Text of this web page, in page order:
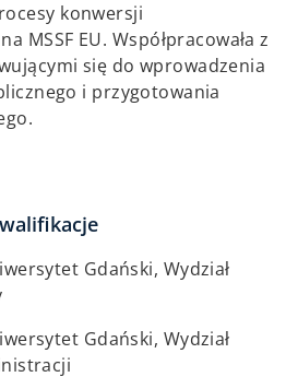
konwersji
MSSF EU. Współpracowała z
się do wprowadzenia
i przygotowania
Gdański, Wydział
Gdański, Wydział